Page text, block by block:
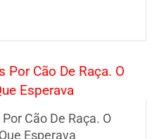
Cão De Raça. O
Esperava